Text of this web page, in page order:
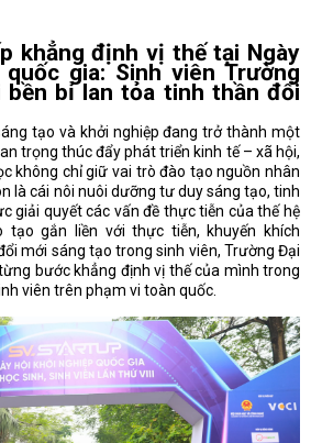
khẳng định vị thế tại Ngày
gia: Sinh viên Trường
bền bỉ lan tỏa tinh thần đổi
tạo và khởi nghiệp đang trở thành một
trọng thúc đẩy phát triển kinh tế – xã hội,
không chỉ giữ vai trò đào tạo nguồn nhân
là cái nôi nuôi dưỡng tư duy sáng tạo, tinh
giải quyết các vấn đề thực tiễn của thế hệ
tạo gắn liền với thực tiễn, khuyến khích
mới sáng tạo trong sinh viên, Trường Đại
bước khẳng định vị thế của mình trong
viên trên phạm vi toàn quốc.